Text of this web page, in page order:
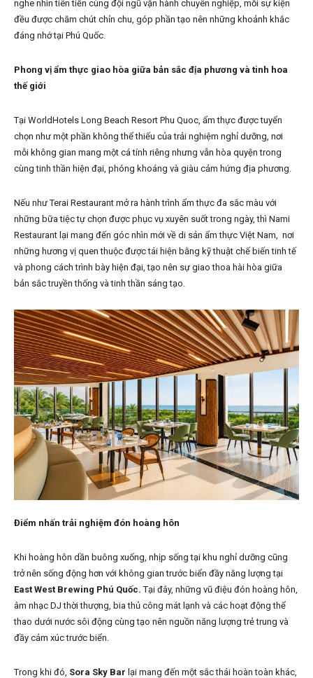
nghe nhìn tiên tiến cùng đội ngũ vận hành chuyên nghiệp, mỗi sự kiện
đều được chăm chút chỉn chu, góp phần tạo nên những khoảnh khắc
đáng nhớ tại Phú Quốc.
Phong vị ẩm thực giao hòa giữa bản sắc địa phương và tinh hoa
thế giới
Tại WorldHotels Long Beach Resort Phu Quoc, ẩm thực được tuyển
chọn như một phần không thể thiếu của trải nghiệm nghỉ dưỡng, nơi
mỗi không gian mang một cá tính riêng nhưng vẫn hòa quyện trong
cùng tinh thần hiện đại, phóng khoáng và giàu cảm hứng địa phương.
Nếu như Terai Restaurant mở ra hành trình ẩm thực đa sắc màu với
những bữa tiệc tự chọn được phục vụ xuyên suốt trong ngày, thì Nami
Restaurant lại mang đến góc nhìn mới về di sản ẩm thực Việt Nam, nơi
những hương vị quen thuộc được tái hiện bằng kỹ thuật chế biến tinh tế
và phong cách trình bày hiện đại, tạo nên sự giao thoa hài hòa giữa
bản sắc truyền thống và tinh thần sáng tạo.
Điểm nhấn trải nghiệm đón hoàng hôn
Khi hoàng hôn dần buông xuống, nhịp sống tại khu nghỉ dưỡng cũng
trở nên sống động hơn với không gian trước biển đầy năng lượng tại
East West Brewing Phú Quốc. Tại đây, những vũ điệu đón hoàng hôn,
âm nhạc DJ thời thượng, bia thủ công mát lạnh và các hoạt động thể
thao dưới nước sôi động cùng tạo nên nguồn năng lượng trẻ trung và
đầy cảm xúc trước biển.
Trong khi đó, Sora Sky Bar lại mang đến một sắc thái hoàn toàn khác,